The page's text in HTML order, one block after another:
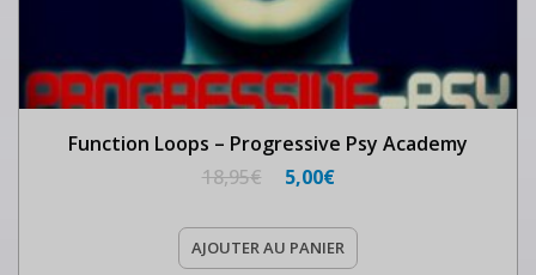
Function Loops – Progressive Psy Academy
18,95€ 5,00€
AJOUTER AU PANIER